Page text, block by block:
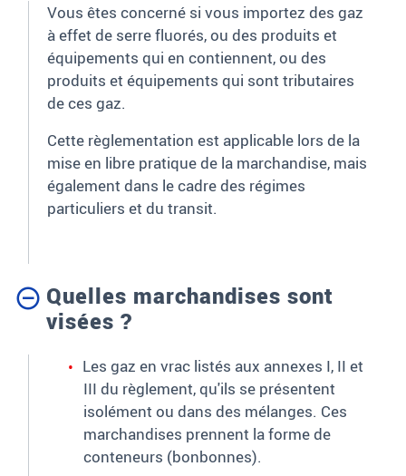
Vous êtes concerné si vous importez des gaz
à effet de serre fluorés, ou des produits et
équipements qui en contiennent, ou des
produits et équipements qui sont tributaires
de ces gaz.
Cette règlementation est applicable lors de la
mise en libre pratique de la marchandise, mais
également dans le cadre des régimes
particuliers et du transit.
Quelles marchandises sont
visées ?
Les gaz en vrac listés aux annexes I, II et
III du règlement, qu'ils se présentent
isolément ou dans des mélanges. Ces
marchandises prennent la forme de
conteneurs (bonbonnes).